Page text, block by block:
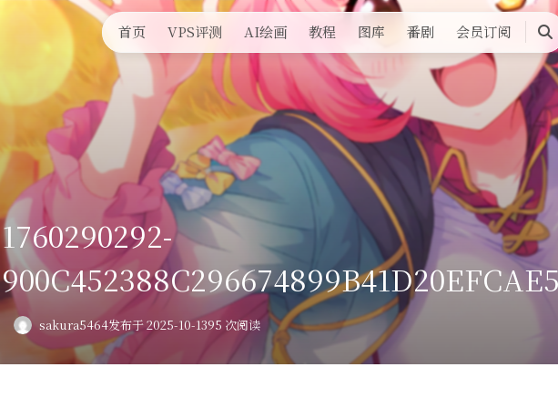
首页 VPS评测 AI绘画 教程 图库 番剧 会员订阅
搜
索
1760290292-
sakura5464发布于 2025-10-1395 次阅读